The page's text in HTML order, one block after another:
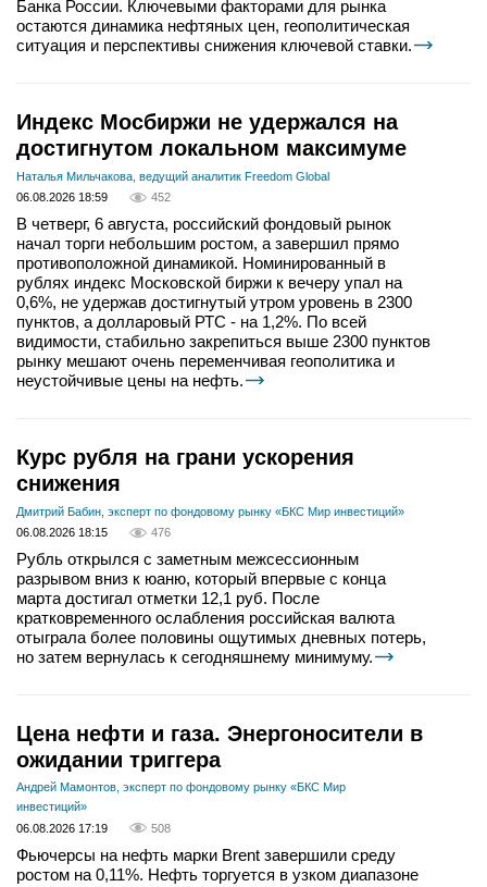
Банка России. Ключевыми факторами для рынка
остаются динамика нефтяных цен, геополитическая
ситуация и перспективы снижения ключевой ставки.
Индекс Мосбиржи не удержался на
достигнутом локальном максимуме
Наталья Мильчакова, ведущий аналитик Freedom Global
06.08.2026 18:59
452
В четверг, 6 августа, российский фондовый рынок
начал торги небольшим ростом, а завершил прямо
противоположной динамикой. Номинированный в
рублях индекс Московской биржи к вечеру упал на
0,6%, не удержав достигнутый утром уровень в 2300
пунктов, а долларовый РТС - на 1,2%. По всей
видимости, стабильно закрепиться выше 2300 пунктов
рынку мешают очень переменчивая геополитика и
неустойчивые цены на нефть.
Курс рубля на грани ускорения
снижения
Дмитрий Бабин, эксперт по фондовому рынку «БКС Мир инвестиций»
06.08.2026 18:15
476
Рубль открылся с заметным межсессионным
разрывом вниз к юаню, который впервые с конца
марта достигал отметки 12,1 руб. После
кратковременного ослабления российская валюта
отыграла более половины ощутимых дневных потерь,
но затем вернулась к сегодняшнему минимуму.
Цена нефти и газа. Энергоносители в
ожидании триггера
Андрей Мамонтов, эксперт по фондовому рынку «БКС Мир
инвестиций»
06.08.2026 17:19
508
Фьючерсы на нефть марки Brent завершили среду
ростом на 0,11%. Нефть торгуется в узком диапазоне